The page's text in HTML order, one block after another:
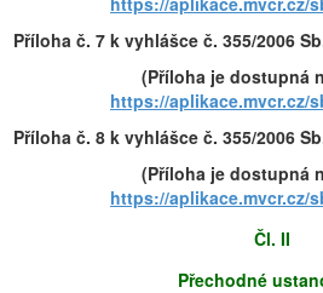
Příloha č. 7 k vyhlášce č. 355/2006
(Příloha je dostupná
https://aplikace.mvcr.cz/
Příloha č. 8 k vyhlášce č. 355/2006
(Příloha je dostupná
https://aplikace.mvcr.cz/
Čl. II
Přechodné